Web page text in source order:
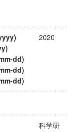
2020
dd)
dd)
dd)
科学研